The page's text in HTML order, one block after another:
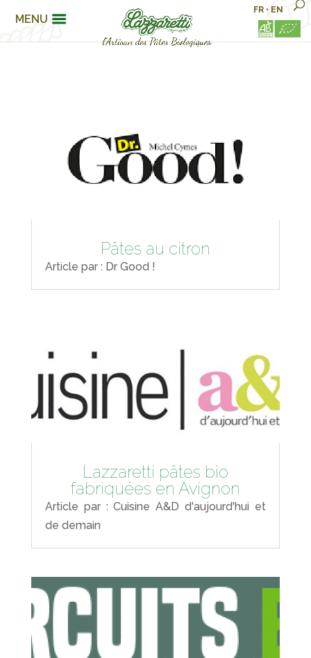
MENU
FR • EN
Pâtes au citron
Article par : Dr Good !
Lazzaretti pâtes bio
fabriquées en Avignon
Article par : Cuisine A&D d'aujourd'hui et
de demain